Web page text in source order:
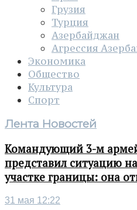
Грузия
Турция
Азербайджан
Агрессия
Экономика
Общество
Культура
Спорт
Лента Новостей
Командующий 3-м
представил ситуацию
участке границы: она
31 мая 12:22